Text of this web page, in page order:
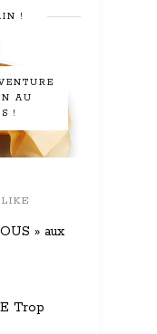
!
AU
!
» aux
Trop